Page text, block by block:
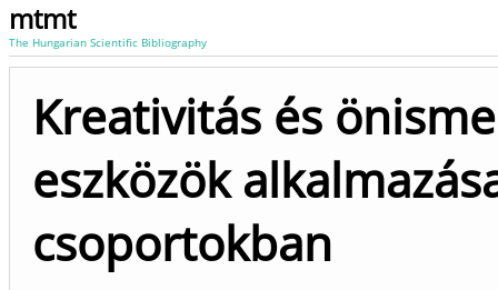
mtmt
The Hungarian Scientific Bibliography
Kreativitás és
eszközök
csoportokban